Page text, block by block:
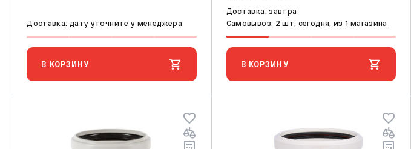
Доставка: дату уточните у менеджера
В КОРЗИНУ
Доставка: завтра
Самовывоз: 2 шт, сегодня, из1 магазина
В КОРЗИНУ